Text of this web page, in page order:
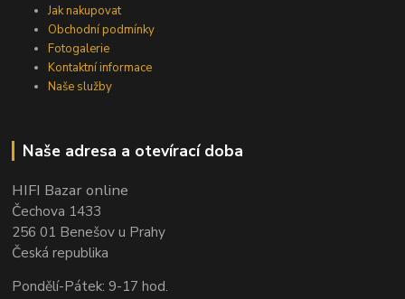
Jak nakupovat
Obchodní podmínky
Fotogalerie
Kontaktní informace
Naše služby
Naše adresa a otevírací doba
HIFI Bazar online
Čechova 1433
256 01 Benešov u Prahy
Česká republika
Pondělí-Pátek: 9-17 hod.